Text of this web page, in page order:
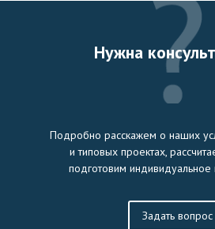
Нужна
Подробно расскажем о наших
и типовых проектах,
подготовим
Задать вопрос